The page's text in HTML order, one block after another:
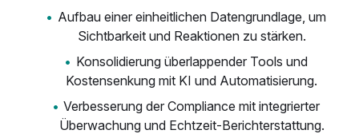
Aufbau einer einheitlichen Datengrundlage, um
Sichtbarkeit und Reaktionen zu stärken.
Konsolidierung überlappender Tools und
Kostensenkung mit KI und Automatisierung.
Verbesserung der Compliance mit integrierter
Überwachung und Echtzeit-Berichterstattung.